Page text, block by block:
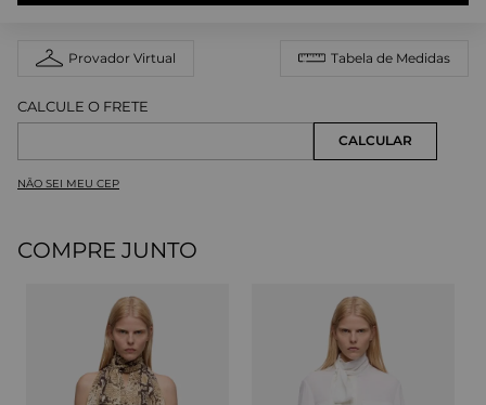
Provador Virtual Tabela de Medidas
NÃO SEI MEU CEP
COMPRE JUNTO